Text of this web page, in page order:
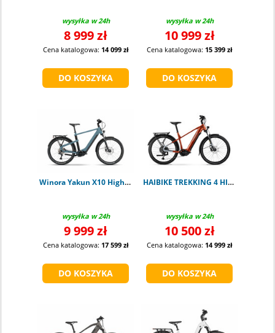
wysyłka w 24h
8 999 zł
Cena katalogowa: 14 099 zł
wysyłka w 24h
10 999 zł
Cena katalogowa: 15 399 zł
Winora Yakun X10 High shark
wysyłka w 24h
9 999 zł
Cena katalogowa: 17 599 zł
HAIBIKE TREKKING 4 HIGH ORANGE
wysyłka w 24h
10 500 zł
Cena katalogowa: 14 999 zł